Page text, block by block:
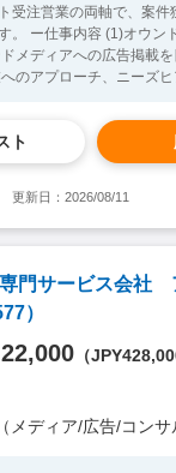
受注営業の両軸で、案件
け広告
メディアへの広告掲載
のアプローチ、ニーズヒ
など営業関連書類の作
された業務 (2) プロジェ
的機関や関連団体が公
に向けた企画書・提案書
ゼンテーション対応 ・
受注獲得がゴール） ・
：日本語ネイティ
ティブ50名（内日本語
フラットな組織で、全員
ンは、もれなくCEOか
験次第で検討可能） ・基
Point)の使用経験 ・
ト
更新日：2026/08/11
専門サービス会社
）
（
/広告/コンサルタント/教育/外